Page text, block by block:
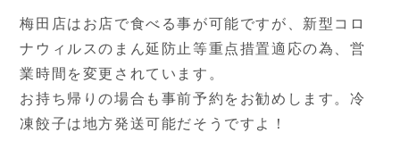
梅田店はお店で食べる事が可能ですが、新型コロ
ナウィルスのまん延防止等重点措置適応の為、営
業時間を変更されています。
お持ち帰りの場合も事前予約をお勧めします。冷
凍餃子は地方発送可能だそうですよ！